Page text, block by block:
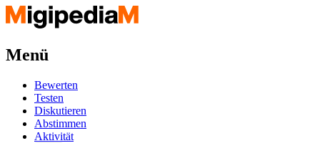
Menü
Bewerten
Testen
Diskutieren
Abstimmen
Aktivität